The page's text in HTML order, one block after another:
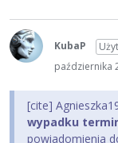
KubaP
października
[cite]
wypadku
powiadomienia